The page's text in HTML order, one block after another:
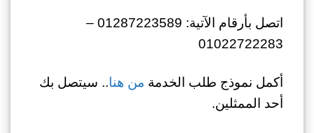
اتصل بأرقام الآتية: 01287223589 –
01022722283
أكمل نموذج طلب الخدمة من هنا.. سيتصل بك
أحد الممثلين.